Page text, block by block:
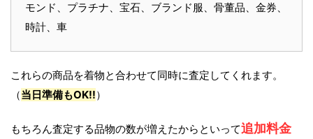
モンド、プラチナ、宝石、ブランド服、骨董品、金券、
時計、車
これらの商品を着物と合わせて同時に査定してくれます。
（当日準備もOK!!）
もちろん査定する品物の数が増えたからといって追加料金